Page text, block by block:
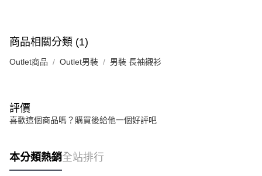
商品相關分類 (1)
Outlet商品 Outlet男裝 男裝 長袖襯衫
評價
喜歡這個商品嗎？購買後給他一個好評吧
本分類熱銷全站排行